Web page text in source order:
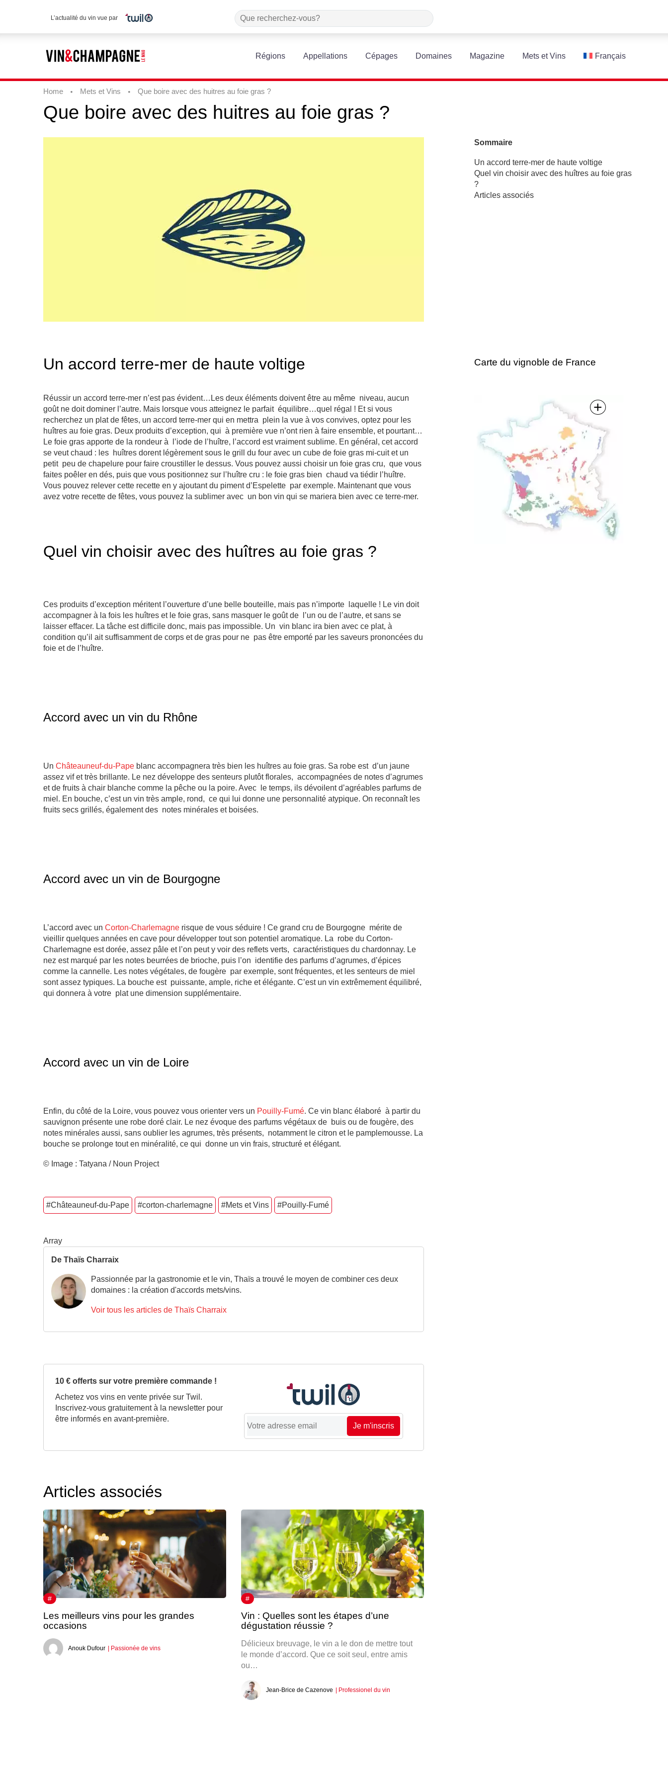
L’actualité du vin vue par
Régions Appellations Cépages Domaines Magazine Mets et Vins Français
Home Mets et Vins Que boire avec des huitres au foie gras ?
Que boire avec des huitres au foie gras ?
Sommaire
Un accord terre-mer de haute voltige
Quel vin choisir avec des huîtres au foie gras
?
Articles associés
Un accord terre-mer de haute voltige
Réussir un accord terre-mer n’est pas évident…Les deux éléments doivent être au même niveau, aucun
goût ne doit dominer l’autre. Mais lorsque vous atteignez le parfait équilibre…quel régal ! Et si vous
recherchez un plat de fêtes, un accord terre-mer qui en mettra plein la vue à vos convives, optez pour les
huîtres au foie gras. Deux produits d’exception, qui à première vue n’ont rien à faire ensemble, et pourtant…
Le foie gras apporte de la rondeur à l’iode de l’huître, l’accord est vraiment sublime. En général, cet accord
se veut chaud : les huîtres dorent légèrement sous le grill du four avec un cube de foie gras mi-cuit et un
petit peu de chapelure pour faire croustiller le dessus. Vous pouvez aussi choisir un foie gras cru, que vous
faites poêler en dés, puis que vous positionnez sur l’huître cru : le foie gras bien chaud va tiédir l’huître.
Vous pouvez relever cette recette en y ajoutant du piment d’Espelette par exemple. Maintenant que vous
avez votre recette de fêtes, vous pouvez la sublimer avec un bon vin qui se mariera bien avec ce terre-mer.
Quel vin choisir avec des huîtres au foie gras ?
Ces produits d’exception méritent l’ouverture d’une belle bouteille, mais pas n’importe laquelle ! Le vin doit
accompagner à la fois les huîtres et le foie gras, sans masquer le goût de l’un ou de l’autre, et sans se
laisser effacer. La tâche est difficile donc, mais pas impossible. Un vin blanc ira bien avec ce plat, à
condition qu’il ait suffisamment de corps et de gras pour ne pas être emporté par les saveurs prononcées du
foie et de l’huître.
Accord avec un vin du Rhône
Un Châteauneuf-du-Pape blanc accompagnera très bien les huîtres au foie gras. Sa robe est d’un jaune
assez vif et très brillante. Le nez développe des senteurs plutôt florales, accompagnées de notes d’agrumes
et de fruits à chair blanche comme la pêche ou la poire. Avec le temps, ils dévoilent d’agréables parfums de
miel. En bouche, c’est un vin très ample, rond, ce qui lui donne une personnalité atypique. On reconnaît les
fruits secs grillés, également des notes minérales et boisées.
Accord avec un vin de Bourgogne
L’accord avec un Corton-Charlemagne risque de vous séduire ! Ce grand cru de Bourgogne mérite de
vieillir quelques années en cave pour développer tout son potentiel aromatique. La robe du Corton-
Charlemagne est dorée, assez pâle et l’on peut y voir des reflets verts, caractéristiques du chardonnay. Le
nez est marqué par les notes beurrées de brioche, puis l’on identifie des parfums d’agrumes, d’épices
comme la cannelle. Les notes végétales, de fougère par exemple, sont fréquentes, et les senteurs de miel
sont assez typiques. La bouche est puissante, ample, riche et élégante. C’est un vin extrêmement équilibré,
qui donnera à votre plat une dimension supplémentaire.
Accord avec un vin de Loire
Enfin, du côté de la Loire, vous pouvez vous orienter vers un Pouilly-Fumé. Ce vin blanc élaboré à partir du
sauvignon présente une robe doré clair. Le nez évoque des parfums végétaux de buis ou de fougère, des
notes minérales aussi, sans oublier les agrumes, très présents, notamment le citron et le pamplemousse. La
bouche se prolonge tout en minéralité, ce qui donne un vin frais, structuré et élégant.
© Image : Tatyana / Noun Project
#Châteauneuf-du-Pape #corton-charlemagne #Mets et Vins #Pouilly-Fumé
Array
De Thaïs Charraix
Passionnée par la gastronomie et le vin, Thaïs a trouvé le moyen de combiner ces deux
domaines : la création d'accords mets/vins.
Voir tous les articles de Thaïs Charraix
10 € offerts sur votre première commande !
Achetez vos vins en vente privée sur Twil.
Inscrivez-vous gratuitement à la newsletter pour
être informés en avant-première.
Je m'inscris
Articles associés
#
Les meilleurs vins pour les grandes
occasions
Anouk Dufour | Passionée de vins
#
Vin : Quelles sont les étapes d’une
dégustation réussie ?
Délicieux breuvage, le vin a le don de mettre tout
le monde d’accord. Que ce soit seul, entre amis
ou…
Jean-Brice de Cazenove | Professionel du vin
Carte du vignoble de France
+